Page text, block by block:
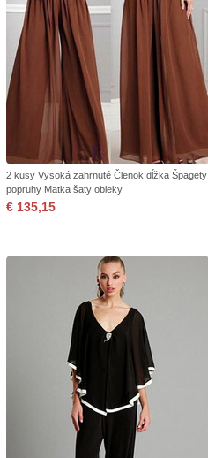
2 kusy Vysoká zahrnuté Členok dĺžka Špagety
popruhy Matka šaty obleky
€ 135,15